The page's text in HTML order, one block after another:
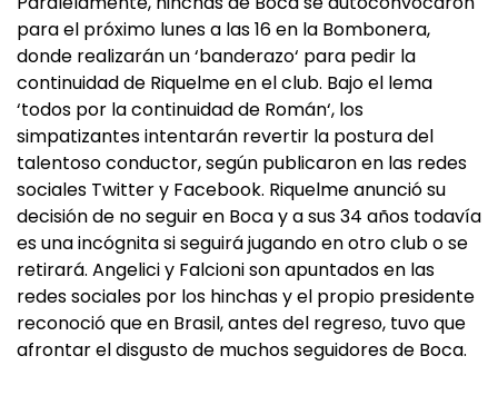
para el próximo lunes a las 16 en la Bombonera,
donde realizarán un ‘banderazo‘ para pedir la
continuidad de Riquelme en el club. Bajo el lema
‘todos por la continuidad de Román‘, los
simpatizantes intentarán revertir la postura del
talentoso conductor, según publicaron en las redes
sociales Twitter y Facebook. Riquelme anunció su
decisión de no seguir en Boca y a sus 34 años todavía
es una incógnita si seguirá jugando en otro club o se
retirará. Angelici y Falcioni son apuntados en las
redes sociales por los hinchas y el propio presidente
reconoció que en Brasil, antes del regreso, tuvo que
afrontar el disgusto de muchos seguidores de Boca.